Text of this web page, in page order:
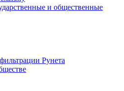
и общественные
Рунета